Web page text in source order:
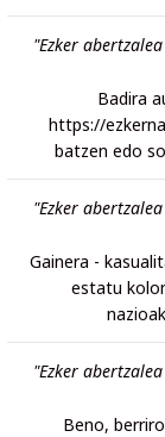
"Ezker
Badira
https://
batzen edo
"Ezker
Gainera -
estatu
"Ezker
Beno,